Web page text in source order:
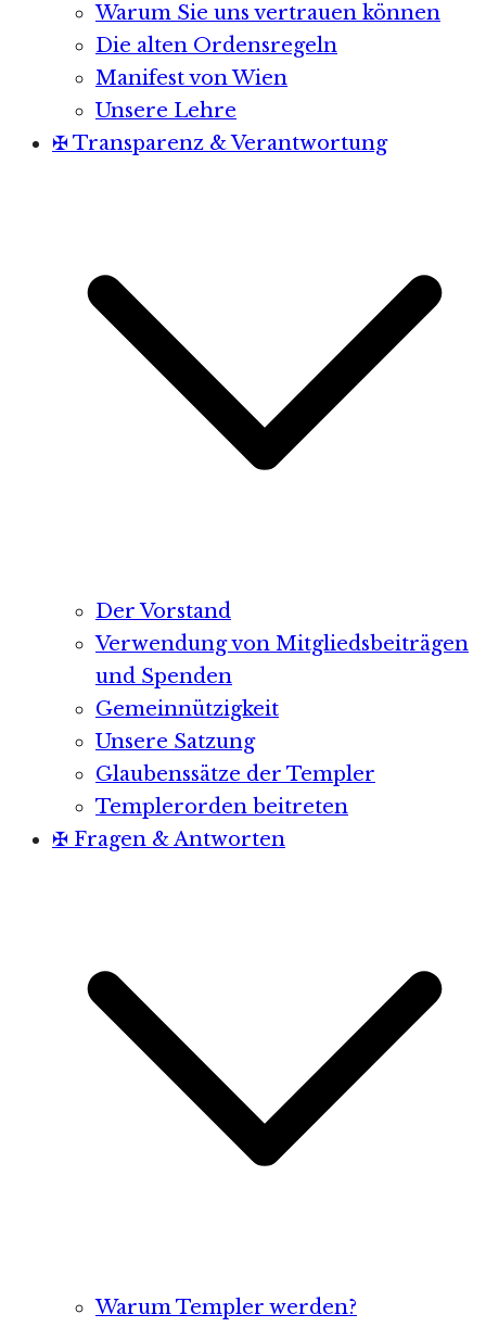
Warum Sie uns vertrauen können
Die alten Ordensregeln
Manifest von Wien
Unsere Lehre
✠ Transparenz & Verantwortung
Der Vorstand
Verwendung von Mitgliedsbeiträgen
und Spenden
Gemeinnützigkeit
Unsere Satzung
Glaubenssätze der Templer
Templerorden beitreten
✠ Fragen & Antworten
Warum Templer werden?